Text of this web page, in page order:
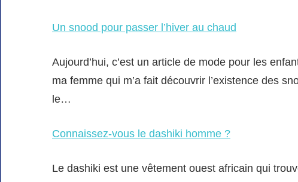
Un snood pour passer l’hiver au chaud
Aujourd’hui, c’est un article de mode pour les
ma femme qui m’a fait découvrir l’existence des
le…
Connaissez-vous le dashiki homme ?
Le dashiki est une vêtement ouest africain qui